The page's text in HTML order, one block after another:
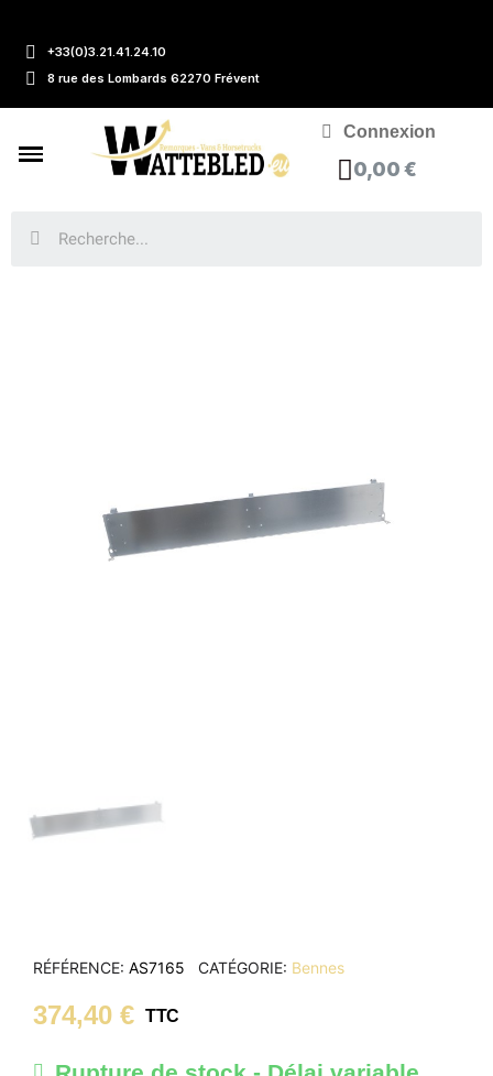
+33(0)3.21.41.24.10
8 rue des Lombards 62270 Frévent
Connexion
0,00 €
RÉFÉRENCE AS7165 CATÉGORIE Bennes
374,40 € TTC